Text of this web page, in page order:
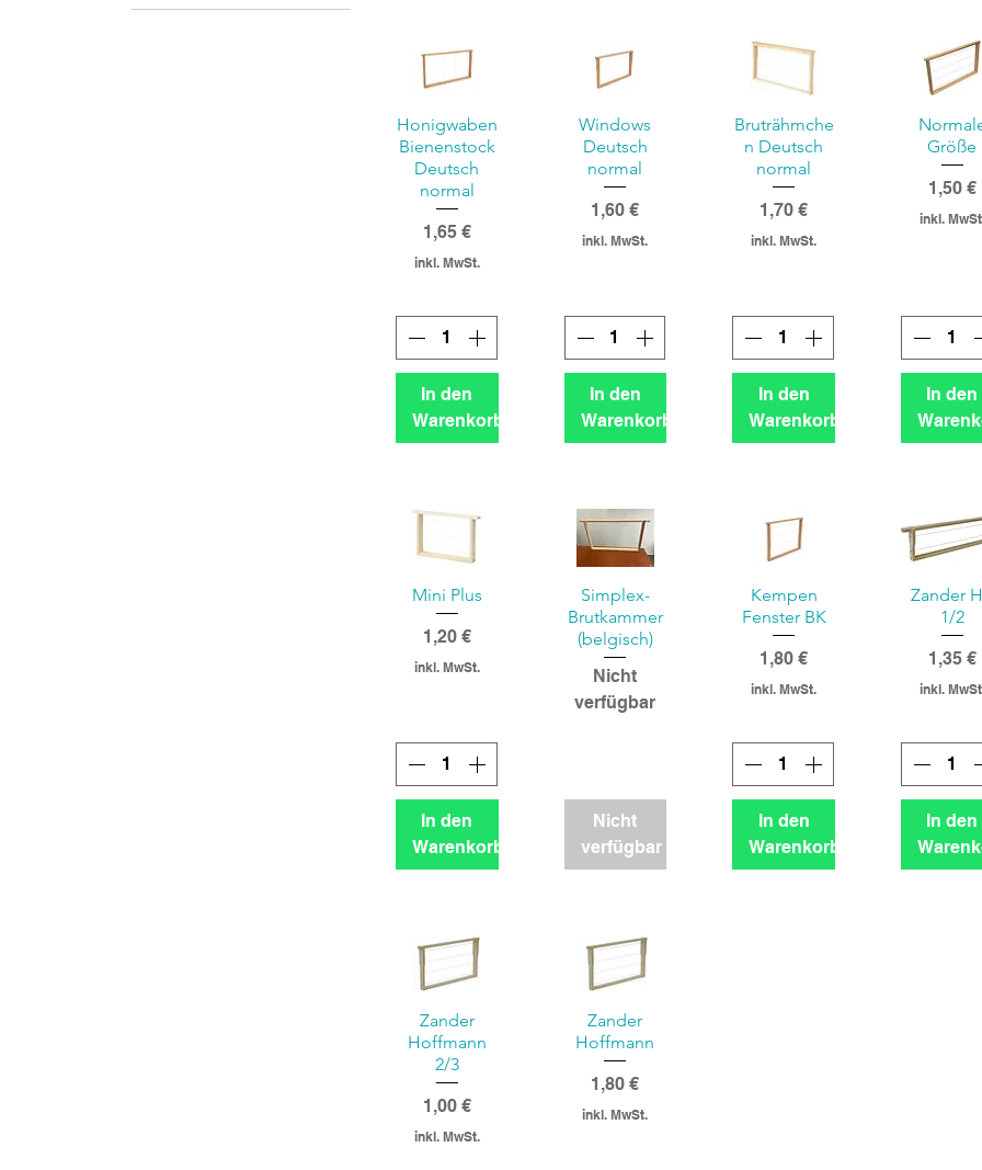
Honigwaben
Bienenstock
Deutsch
normal
Preis
1,65 €
inkl. MwSt.
In den
Warenkorb
Windows
Deutsch
normal
Preis
1,60 €
inkl. MwSt.
In den
Warenkorb
Bruträhmche
n Deutsch
normal
Preis
1,70 €
inkl. MwSt.
In den
Warenkorb
Größe
Preis
1,50 €
inkl.
In den
Mini Plus
Preis
1,20 €
inkl. MwSt.
In den
Warenkorb
Simplex-
Brutkammer
(belgisch)
Nicht
verfügbar
Nicht
verfügbar
Kempen
Fenster BK
Preis
1,80 €
inkl. MwSt.
In den
Warenkorb
Zander
1/2
Preis
1,35 €
inkl.
In den
Zander
Hoffmann
2/3
Preis
1,00 €
inkl. MwSt.
Zander
Hoffmann
Preis
1,80 €
inkl. MwSt.